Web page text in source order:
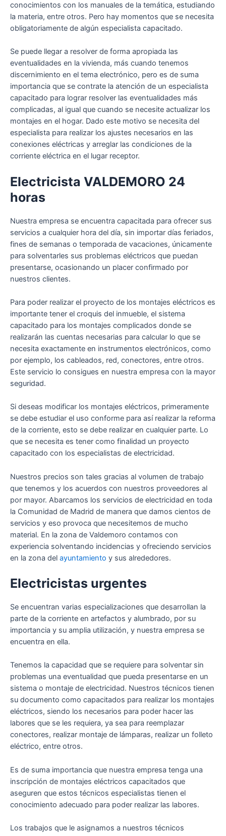
conocimientos con los manuales de la temática, estudiando
la materia, entre otros. Pero hay momentos que se necesita
obligatoriamente de algún especialista capacitado.
Se puede llegar a resolver de forma apropiada las
eventualidades en la vivienda, más cuando tenemos
discernimiento en el tema electrónico, pero es de suma
importancia que se contrate la atención de un especialista
capacitado para lograr resolver las eventualidades más
complicadas, al igual que cuando se necesite actualizar los
montajes en el hogar. Dado este motivo se necesita del
especialista para realizar los ajustes necesarios en las
conexiones eléctricas y arreglar las condiciones de la
corriente eléctrica en el lugar receptor.
Electricista VALDEMORO 24
horas
Nuestra empresa se encuentra capacitada para ofrecer sus
servicios a cualquier hora del día, sin importar días feriados,
fines de semanas o temporada de vacaciones, únicamente
para solventarles sus problemas eléctricos que puedan
presentarse, ocasionando un placer confirmado por
nuestros clientes.
Para poder realizar el proyecto de los montajes eléctricos es
importante tener el croquis del inmueble, el sistema
capacitado para los montajes complicados donde se
realizarán las cuentas necesarias para calcular lo que se
necesita exactamente en instrumentos electrónicos, como
por ejemplo, los cableados, red, conectores, entre otros.
Este servicio lo consigues en nuestra empresa con la mayor
seguridad.
Si deseas modificar los montajes eléctricos, primeramente
se debe estudiar el uso conforme para así realizar la reforma
de la corriente, esto se debe realizar en cualquier parte. Lo
que se necesita es tener como finalidad un proyecto
capacitado con los especialistas de electricidad.
Nuestros precios son tales gracias al volumen de trabajo
que tenemos y los acuerdos con nuestros proveedores al
por mayor. Abarcamos los servicios de electricidad en toda
la Comunidad de Madrid de manera que damos cientos de
servicios y eso provoca que necesitemos de mucho
material. En la zona de Valdemoro contamos con
experiencia solventando incidencias y ofreciendo servicios
en la zona del ayuntamiento y sus alrededores.
Electricistas urgentes
Se encuentran varias especializaciones que desarrollan la
parte de la corriente en artefactos y alumbrado, por su
importancia y su amplia utilización, y nuestra empresa se
encuentra en ella.
Tenemos la capacidad que se requiere para solventar sin
problemas una eventualidad que pueda presentarse en un
sistema o montaje de electricidad. Nuestros técnicos tienen
su documento como capacitados para realizar los montajes
eléctricos, siendo los necesarios para poder hacer las
labores que se les requiera, ya sea para reemplazar
conectores, realizar montaje de lámparas, realizar un folleto
eléctrico, entre otros.
Es de suma importancia que nuestra empresa tenga una
inscripción de montajes eléctricos capacitados que
aseguren que estos técnicos especialistas tienen el
conocimiento adecuado para poder realizar las labores.
Los trabajos que le asignamos a nuestros técnicos